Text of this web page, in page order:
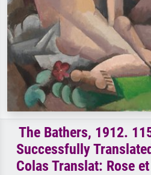
The Bathers, 1912.
Successfully
Colas Translat: Rose